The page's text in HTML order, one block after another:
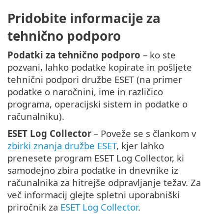
Pridobite informacije za
tehnično podporo
Podatki za tehnično podporo – ko ste
pozvani, lahko podatke kopirate in pošljete
tehnični podpori družbe ESET (na primer
podatke o naročnini, ime in različico
programa, operacijski sistem in podatke o
računalniku).
ESET Log Collector – Poveže se s člankom v
zbirki znanja družbe ESET, kjer lahko
prenesete program ESET Log Collector, ki
samodejno zbira podatke in dnevnike iz
računalnika za hitrejše odpravljanje težav. Za
več informacij glejte spletni uporabniški
priročnik za ESET Log Collector.